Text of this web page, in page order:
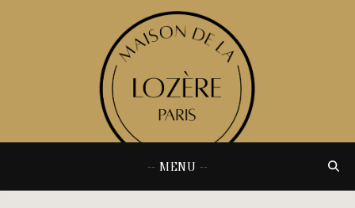
-- MENU --